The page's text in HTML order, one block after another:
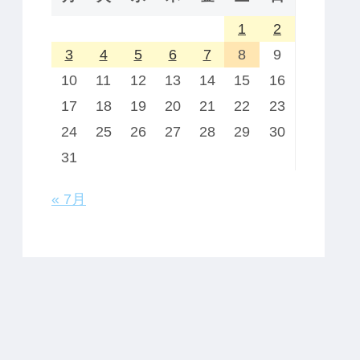
1
2
3
4 5 6 7 8
9
10
11 12 13 14 15
16
17
18 19 20 21 22
23
24
25 26 27 28 29
30
31
« 7月